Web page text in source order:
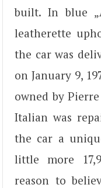
built. In blue
leatherette
the car was
on January 9,
owned by
Italian was
the car a
little more
reason to